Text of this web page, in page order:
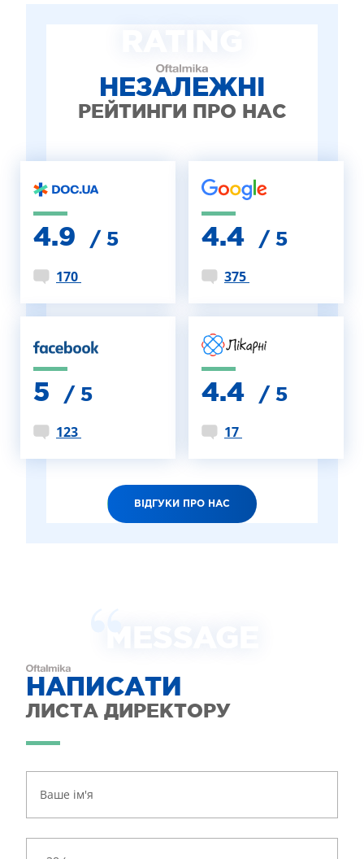
НЕЗАЛЕЖНІ
РЕЙТИНГИ ПРО НАС
4.9 / 5
170
4.4 / 5
375
5 / 5
123
4.4 / 5
17
ВІДГУКИ ПРО НАС
НАПИСАТИ
ЛИСТА ДИРЕКТОРУ